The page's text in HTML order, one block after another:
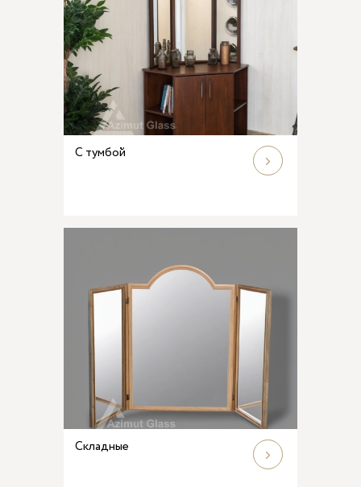
С тумбой
Складные